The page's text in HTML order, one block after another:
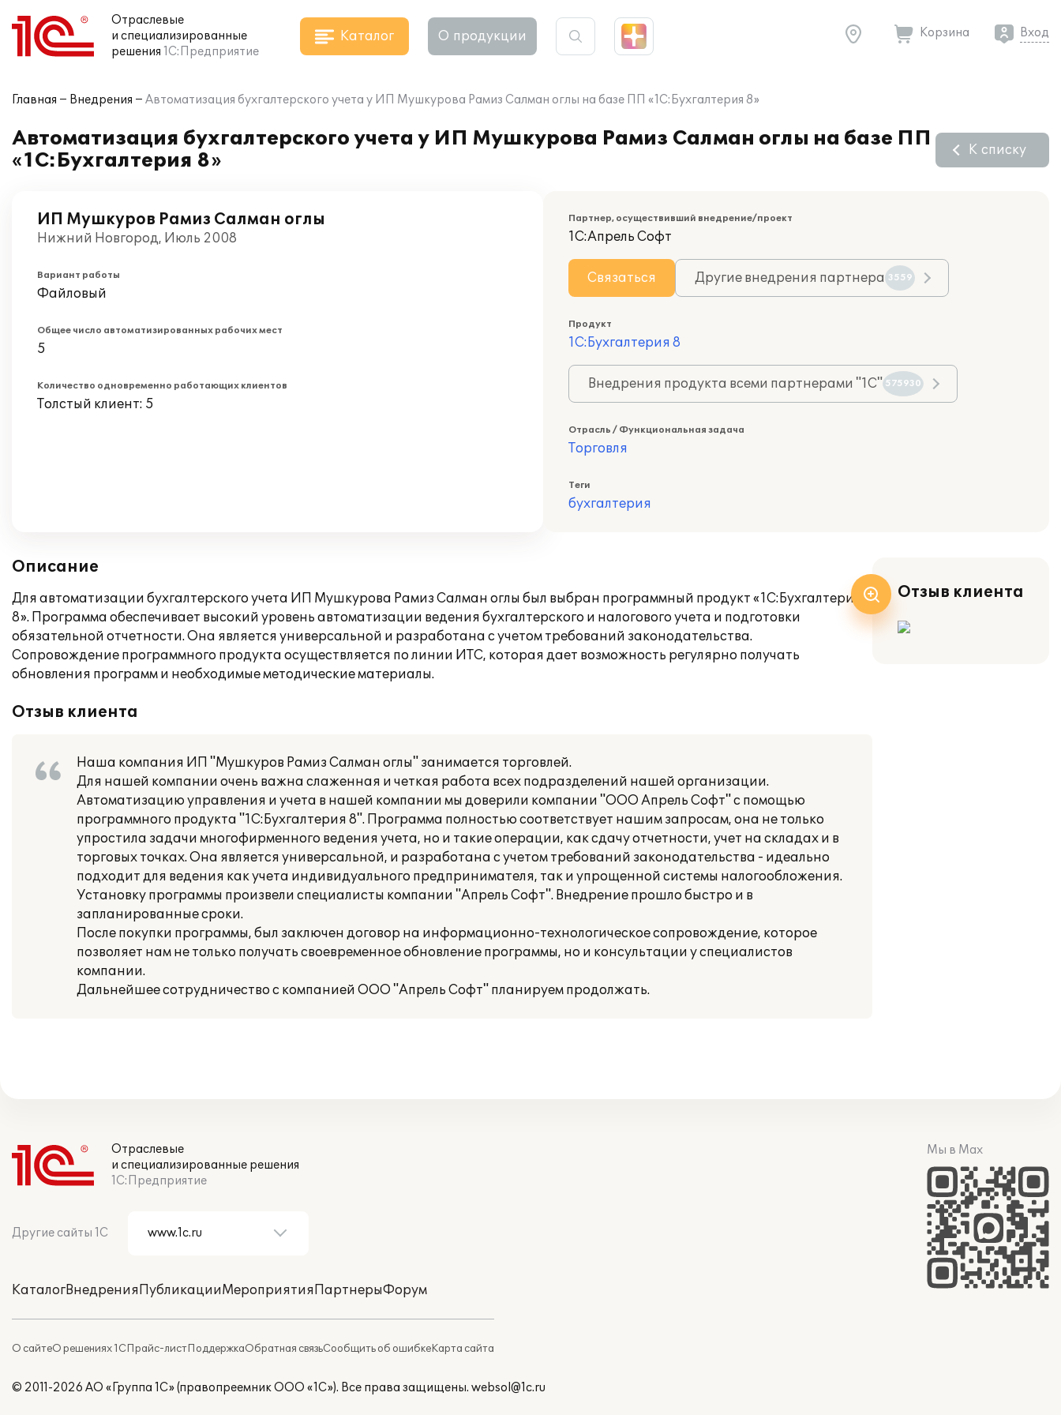
Отраслевые
и специализированные
решения 1С:Предприятие
Каталог О продукции Корзина Вход
Главная Внедрения Автоматизация бухгалтерского учета у ИП Мушкурова Рамиз Салман оглы на базе ПП «1С:Бухгалтерия 8»
Автоматизация бухгалтерского учета у ИП Мушкурова Рамиз Салман оглы на базе ПП
«1С:Бухгалтерия 8»
К списку
ИП Мушкуров Рамиз Салман оглы
Нижний Новгород, Июль 2008
Вариант работы
Файловый
Общее число автоматизированных рабочих мест
5
Количество одновременно работающих клиентов
Толстый клиент: 5
Партнер, осуществивший внедрение/проект
1С:Апрель Софт
Связаться Другие внедрения партнера 3559
Продукт
1С:Бухгалтерия 8
Внедрения продукта всеми партнерами "1С" 575930
Отрасль / Функциональная задача
Торговля
Теги
бухгалтерия
Описание
Для автоматизации бухгалтерского учета ИП Мушкурова Рамиз Салман оглы был выбран программный продукт «1С:Бухгалтерия
8». Программа обеспечивает высокий уровень автоматизации ведения бухгалтерского и налогового учета и подготовки
обязательной отчетности. Она является универсальной и разработана с учетом требований законодательства.
Сопровождение программного продукта осуществляется по линии ИТС, которая дает возможность регулярно получать
обновления программ и необходимые методические материалы.
Отзыв клиента
Наша компания ИП "Мушкуров Рамиз Салман оглы" занимается торговлей.
Для нашей компании очень важна слаженная и четкая работа всех подразделений нашей организации.
Автоматизацию управления и учета в нашей компании мы доверили компании "ООО Апрель Софт" с помощью
программного продукта "1С:Бухгалтерия 8". Программа полностью соответствует нашим запросам, она не только
упростила задачи многофирменного ведения учета, но и такие операции, как сдачу отчетности, учет на складах и в
торговых точках. Она является универсальной, и разработана с учетом требований законодательства - идеально
подходит для ведения как учета индивидуального предпринимателя, так и упрощенной системы налогообложения.
Установку программы произвели специалисты компании "Апрель Софт". Внедрение прошло быстро и в
запланированные сроки.
После покупки программы, был заключен договор на информационно-технологическое сопровождение, которое
позволяет нам не только получать своевременное обновление программы, но и консультации у специалистов
компании.
Дальнейшее сотрудничество с компанией ООО "Апрель Софт" планируем продолжать.
Отзыв клиента
Отраслевые
и специализированные решения
1С:Предприятие
Другие сайты 1С
КаталогВнедренияПубликацииМероприятияПартнерыФорум
О сайтеО решениях 1СПрайс-листПоддержкаОбратная связьСообщить об ошибкеКарта сайта
Мы в Max
© 2011-2026 АО «Группа 1С» (правопреемник ООО «1С»). Все права защищены. websol@1c.ru